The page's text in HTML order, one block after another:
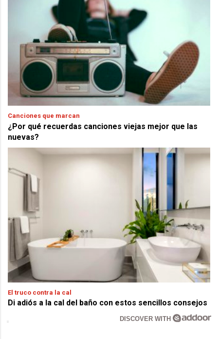
Canciones que marcan
¿Por qué recuerdas canciones viejas mejor que las
nuevas?
El truco contra la cal
Di adiós a la cal del baño con estos sencillos consejos
DISCOVER WITH